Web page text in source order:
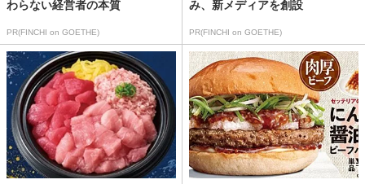
わらない経営者の本質
PR(FINCHI on GOETHE)
み、新メディアを創設
PR(FINCHI on GOETHE)